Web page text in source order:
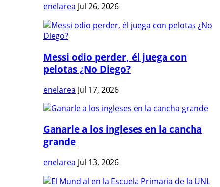
enelarea Jul 26, 2026
Messi odio perder, él juega con
pelotas ¿No Diego?
enelarea Jul 17, 2026
Ganarle a los ingleses en la cancha
grande
enelarea Jul 13, 2026